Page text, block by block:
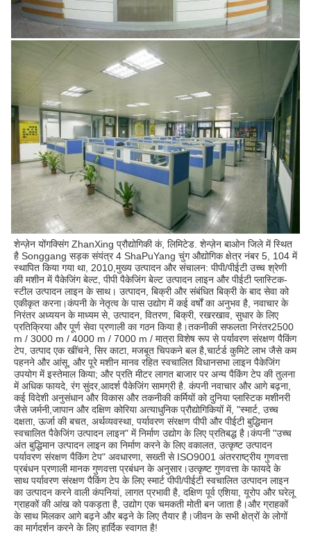
शेन्ज़ेन योंगक्सिंग ZhanXing प्रौद्योगिकी कं, लिमिटेड. शेन्ज़ेन बाओन जिले में स्थित
है Songgang सड़क संयंत्र 4 ShaPuYang चुंग औद्योगिक क्षेत्र नंबर 5, 104 में
स्थापित किया गया था, 2010,मुख्य उत्पादन और संचालन: पीपी/पीईटी उच्च श्रेणी
की मशीन में पैकेजिंग बेल्ट, पीपी पैकेजिंग बेल्ट उत्पादन लाइन और पीईटी प्लास्टिक-
स्टील उत्पादन लाइन के साथ। उत्पादन, बिक्री और संबंधित बिक्री के बाद सेवा को
एकीकृत करना।कंपनी के नेतृत्व के पास उद्योग में कई वर्षों का अनुभव है, नवाचार के
निरंतर अध्ययन के माध्यम से, उत्पादन, वितरण, बिक्री, रखरखाव, सुधार के लिए
प्रतिक्रिया और पूर्ण सेवा प्रणाली का गठन किया है।तकनीकी सफलता निरंतर2500
m / 3000 m / 4000 m / 7000 m / मात्रा विशेष रूप से पर्यावरण संरक्षण पैकिंग
टेप, उत्पाद एक खींचने, सिर काटा, मजबूत चिपकने बल है,चार्टर्ड कुमिटे लाभ जैसे कम
पहनने और आंसू, और पूरे मशीन मानव रहित स्वचालित विधानसभा लाइन पैकेजिंग
उपयोग में इस्तेमाल किया; और प्रति मीटर लागत बाजार पर अन्य पैकिंग टेप की तुलना
में अधिक फायदे, रंग सुंदर,आदर्श पैकेजिंग सामग्री है. कंपनी नवाचार और आगे बढ़ना,
कई विदेशी अनुसंधान और विकास और तकनीकी कर्मियों को दुनिया प्लास्टिक मशीनरी
जैसे जर्मनी,जापान और दक्षिण कोरिया अत्याधुनिक प्रौद्योगिकियों में, "स्मार्ट, उच्च
दक्षता, ऊर्जा की बचत, अर्थव्यवस्था, पर्यावरण संरक्षण पीपी और पीईटी बुद्धिमान
स्वचालित पैकेजिंग उत्पादन लाइन" में निर्माण उद्योग के लिए प्रतिबद्ध है।कंपनी "उच्च
अंत बुद्धिमान उत्पादन लाइन का निर्माण करने के लिए वकालत, उत्कृष्ट उत्पादन
पर्यावरण संरक्षण पैकिंग टेप" अवधारणा, सख्ती से ISO9001 अंतरराष्ट्रीय गुणवत्ता
प्रबंधन प्रणाली मानक गुणवत्ता प्रबंधन के अनुसार।उत्कृष्ट गुणवत्ता के फायदे के
साथ पर्यावरण संरक्षण पैकिंग टेप के लिए स्मार्ट पीपी/पीईटी स्वचालित उत्पादन लाइन
का उत्पादन करने वाली कंपनियां, लागत प्रभावी है, दक्षिण पूर्व एशिया, यूरोप और घरेलू
ग्राहकों की आंख को पकड़ता है, उद्योग एक चमकती मोती बन जाता है।और ग्राहकों
के साथ मिलकर आगे बढ़ने और बढ़ने के लिए तैयार है।जीवन के सभी क्षेत्रों के लोगों
का मार्गदर्शन करने के लिए हार्दिक स्वागत है!